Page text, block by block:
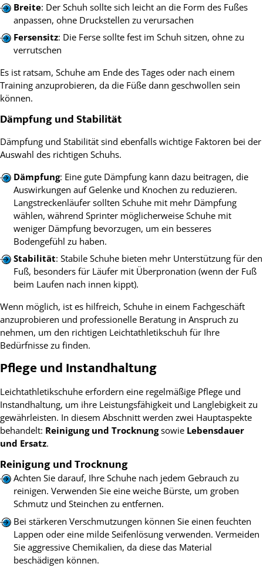
Breite: Der Schuh sollte sich leicht an die Form des Fußes
anpassen, ohne Druckstellen zu verursachen
Fersensitz: Die Ferse sollte fest im Schuh sitzen, ohne zu
verrutschen
Es ist ratsam, Schuhe am Ende des Tages oder nach einem
Training anzuprobieren, da die Füße dann geschwollen sein
können.
Dämpfung und Stabilität
Dämpfung und Stabilität sind ebenfalls wichtige Faktoren bei der
Auswahl des richtigen Schuhs.
Dämpfung: Eine gute Dämpfung kann dazu beitragen, die
Auswirkungen auf Gelenke und Knochen zu reduzieren.
Langstreckenläufer sollten Schuhe mit mehr Dämpfung
wählen, während Sprinter möglicherweise Schuhe mit
weniger Dämpfung bevorzugen, um ein besseres
Bodengefühl zu haben.
Stabilität: Stabile Schuhe bieten mehr Unterstützung für den
Fuß, besonders für Läufer mit Überpronation (wenn der Fuß
beim Laufen nach innen kippt).
Wenn möglich, ist es hilfreich, Schuhe in einem Fachgeschäft
anzuprobieren und professionelle Beratung in Anspruch zu
nehmen, um den richtigen Leichtathletikschuh für Ihre
Bedürfnisse zu finden.
Pflege und Instandhaltung
Leichtathletikschuhe erfordern eine regelmäßige Pflege und
Instandhaltung, um ihre Leistungsfähigkeit und Langlebigkeit zu
gewährleisten. In diesem Abschnitt werden zwei Hauptaspekte
behandelt: Reinigung und Trocknungsowie Lebensdauer
und Ersatz.
Reinigung und Trocknung
Achten Sie darauf, Ihre Schuhe nach jedem Gebrauch zu
reinigen. Verwenden Sie eine weiche Bürste, um groben
Schmutz und Steinchen zu entfernen.
Bei stärkeren Verschmutzungen können Sie einen feuchten
Lappen oder eine milde Seifenlösung verwenden. Vermeiden
Sie aggressive Chemikalien, da diese das Material
beschädigen können.